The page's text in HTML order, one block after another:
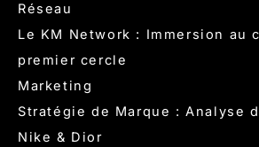
Réseau
Le KM Network : Immersion au
premier cercle
Marketing
Stratégie de Marque : Analyse
Nike & Dior